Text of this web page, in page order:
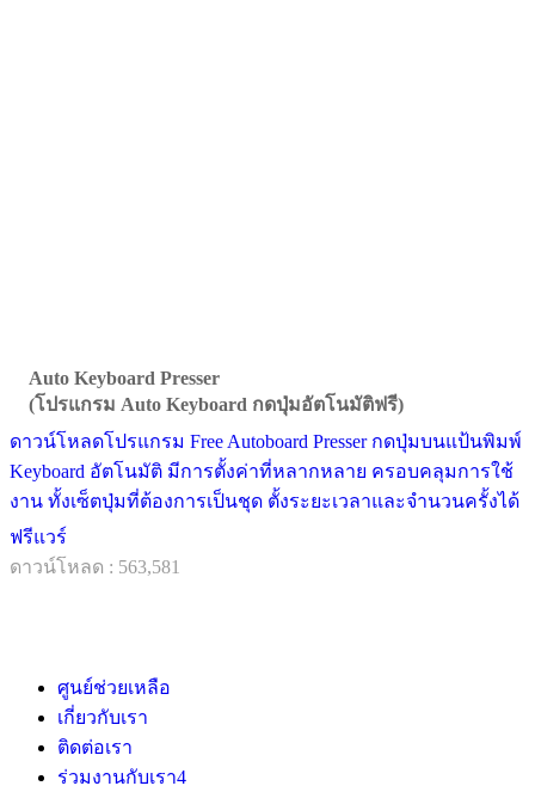
Auto Keyboard Presser
(โปรแกรม Auto Keyboard กดปุ่มอัตโนมัติฟรี)
ดาวน์โหลดโปรแกรม Free Autoboard Presser กดปุ่มบนแป้นพิมพ์
Keyboard อัตโนมัติ มีการตั้งค่าที่หลากหลาย ครอบคลุมการใช้
งาน ทั้งเซ็ตปุ่มที่ต้องการเป็นชุด ตั้งระยะเวลาและจำนวนครั้งได้
ฟรีแวร์
ดาวน์โหลด : 563,581
ศูนย์ช่วยเหลือ
เกี่ยวกับเรา
ติดต่อเรา
ร่วมงานกับเรา4